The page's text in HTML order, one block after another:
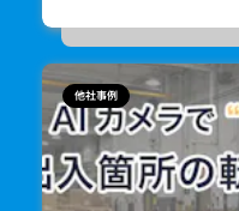
他社事例